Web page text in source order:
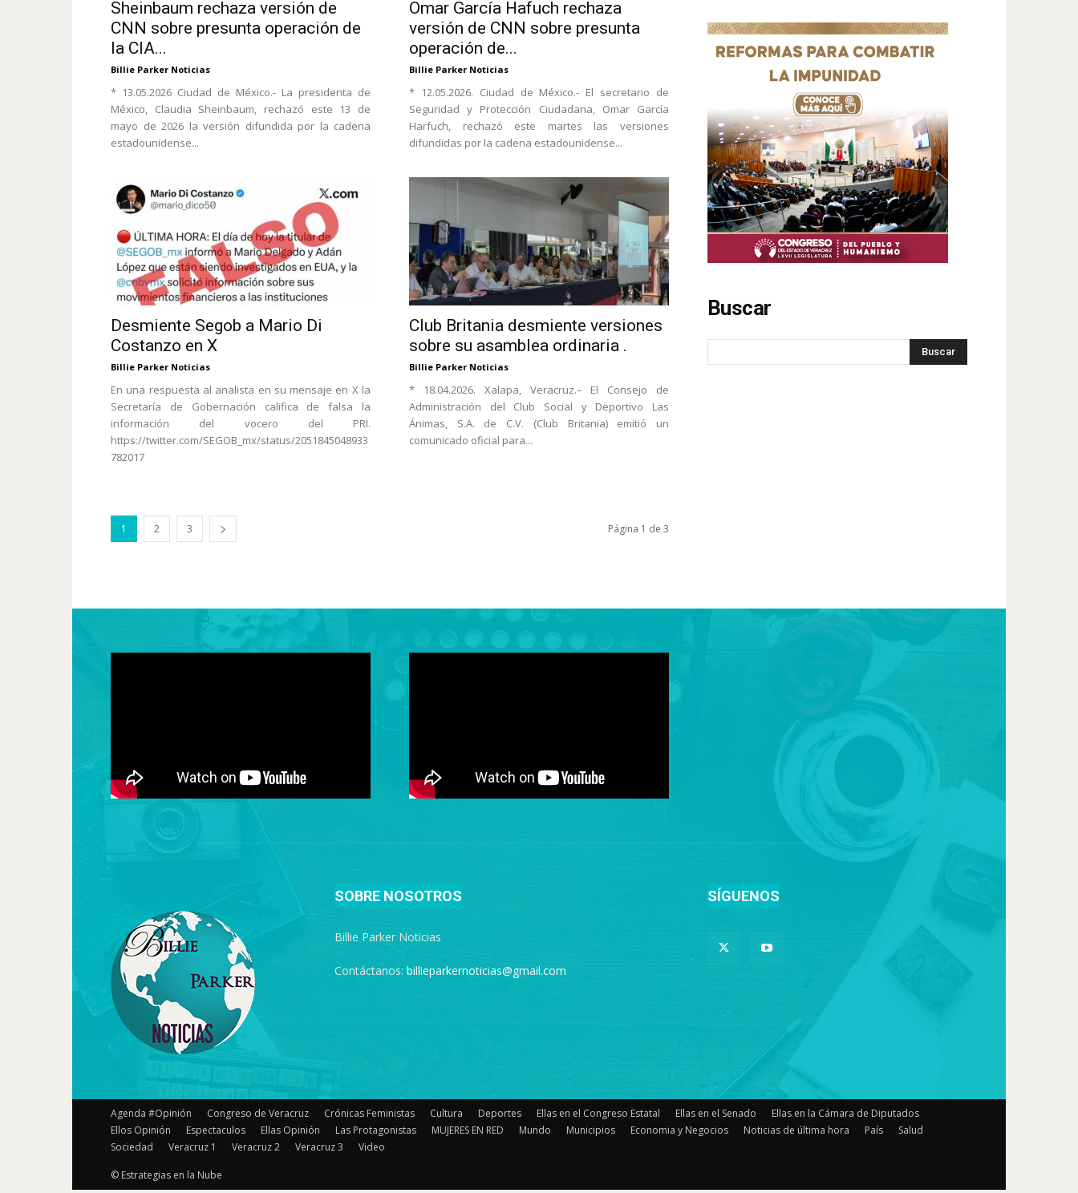
Sheinbaum rechaza versión de
CNN sobre presunta operación de
la CIA...
Billie Parker Noticias
* 13.05.2026 Ciudad de México.- La presidenta de
México, Claudia Sheinbaum, rechazó este 13 de
mayo de 2026 la versión difundida por la cadena
estadounidense...
Omar García Hafuch rechaza
versión de CNN sobre presunta
operación de...
Billie Parker Noticias
* 12.05.2026. Ciudad de México.- El secretario de
Seguridad y Protección Ciudadana, Omar García
Harfuch, rechazó este martes las versiones
difundidas por la cadena estadounidense...
Desmiente Segob a Mario Di
Costanzo en X
Billie Parker Noticias
En una respuesta al analista en su mensaje en X la
Secretaría de Gobernación califica de falsa la
información del vocero del PRI.
https://twitter.com/SEGOB_mx/status/2051845048933
782017
Club Britania desmiente versiones
sobre su asamblea ordinaria .
Billie Parker Noticias
* 18.04.2026. Xalapa, Veracruz.– El Consejo de
Administración del Club Social y Deportivo Las
Ánimas, S.A. de C.V. (Club Britania) emitió un
comunicado oficial para...
1 2 3 Página 1 de 3
Buscar
SOBRE NOSOTROS
Billie Parker Noticias
Contáctanos: billieparkernoticias@gmail.com
SÍGUENOS
Agenda #Opinión Congreso de Veracruz Crónicas Feministas Cultura Deportes Ellas en el Congreso Estatal Ellas en el Senado
Ellas en la Cámara de Diputados
Ellos Opinión
Espectaculos Ellas Opinión Las Protagonistas MUJERES EN RED Mundo Municipios Economia y Negocios Noticias de última hora País
Salud
Sociedad
Veracruz 1 Veracruz 2 Veracruz 3 Video
© Estrategias en la Nube